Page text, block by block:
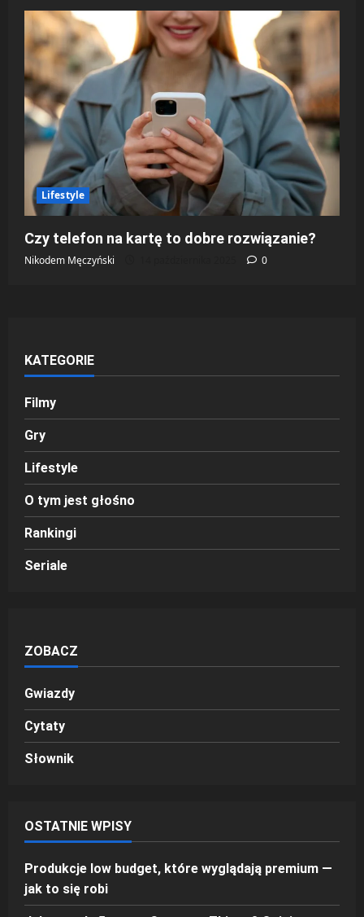
Lifestyle
Czy telefon na kartę to dobre rozwiązanie?
Nikodem Męczyński 0
KATEGORIE
Filmy
Gry
Lifestyle
O tym jest głośno
Rankingi
Seriale
ZOBACZ
Gwiazdy
Cytaty
Słownik
OSTATNIE WPISY
Produkcje low budget, które wyglądają premium —
jak to się robi